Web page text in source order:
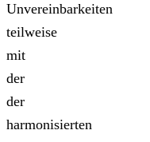
Unvereinbarkeiten
teilweise
mit
der
der
harmonisierten